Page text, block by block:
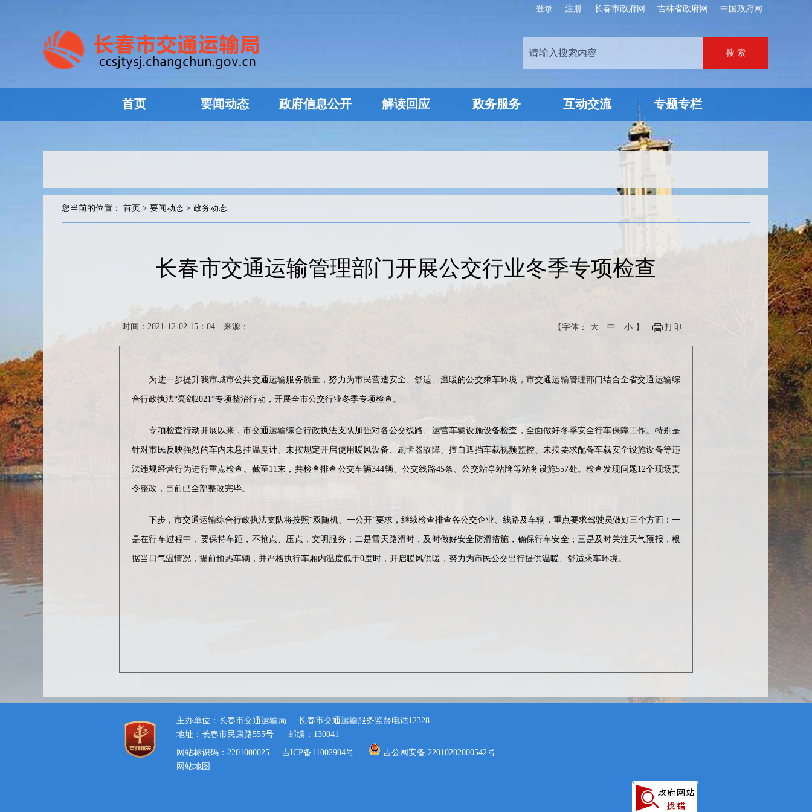
中国政府网
吉林省政府网
长春市政府网
注册
登录
首页 要闻动态 政府信息公开 解读回应 政务服务 互动交流 专题专栏
您当前的位置： 首页 > 要闻动态 > 政务动态
长春市交通运输管理部门开展公交行业冬季专项检查
时间：2021-12-02 15：04 来源： 【字体： 大 中 小 】 打印
为进一步提升我市城市公共交通运输服务质量，努力为市民营造安全、舒适、温暖的公交乘车环境，市交通运输管理部门结合全省交通运输综
合行政执法“亮剑2021”专项整治行动，开展全市公交行业冬季专项检查。
专项检查行动开展以来，市交通运输综合行政执法支队加强对各公交线路、运营车辆设施设备检查，全面做好冬季安全行车保障工作。特别是
针对市民反映强烈的车内未悬挂温度计、未按规定开启使用暖风设备、刷卡器故障、擅自遮挡车载视频监控、未按要求配备车载安全设施设备等违
法违规经营行为进行重点检查。截至11末，共检查排查公交车辆344辆、公交线路45条、公交站亭站牌等站务设施557处。检查发现问题12个现场责
令整改，目前已全部整改完毕。
下步，市交通运输综合行政执法支队将按照“双随机、一公开”要求，继续检查排查各公交企业、线路及车辆，重点要求驾驶员做好三个方面：一
是在行车过程中，要保持车距，不抢点、压点，文明服务；二是雪天路滑时，及时做好安全防滑措施，确保行车安全；三是及时关注天气预报，根
据当日气温情况，提前预热车辆，并严格执行车厢内温度低于0度时，开启暖风供暖，努力为市民公交出行提供温暖、舒适乘车环境。
主办单位：长春市交通运输局
长春市交通运输服务监督电话12328
地址：长春市民康路555号
邮编：130041
网站标识码：2201000025
吉ICP备11002904号
吉公网安备 22010202000542号
网站地图